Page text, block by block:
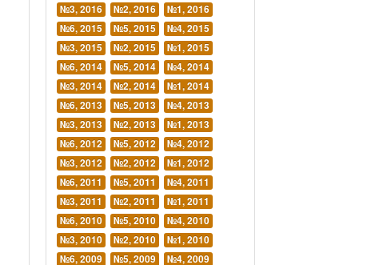
№3, 2016
№2, 2016
№1, 2016
№6, 2015
№5, 2015
№4, 2015
№3, 2015
№2, 2015
№1, 2015
№6, 2014
№5, 2014
№4, 2014
№3, 2014
№2, 2014
№1, 2014
№6, 2013
№5, 2013
№4, 2013
№3, 2013
№2, 2013
№1, 2013
№6, 2012
№5, 2012
№4, 2012
№3, 2012
№2, 2012
№1, 2012
№6, 2011
№5, 2011
№4, 2011
№3, 2011
№2, 2011
№1, 2011
№6, 2010
№5, 2010
№4, 2010
№3, 2010
№2, 2010
№1, 2010
№6, 2009
№5, 2009
№4, 2009